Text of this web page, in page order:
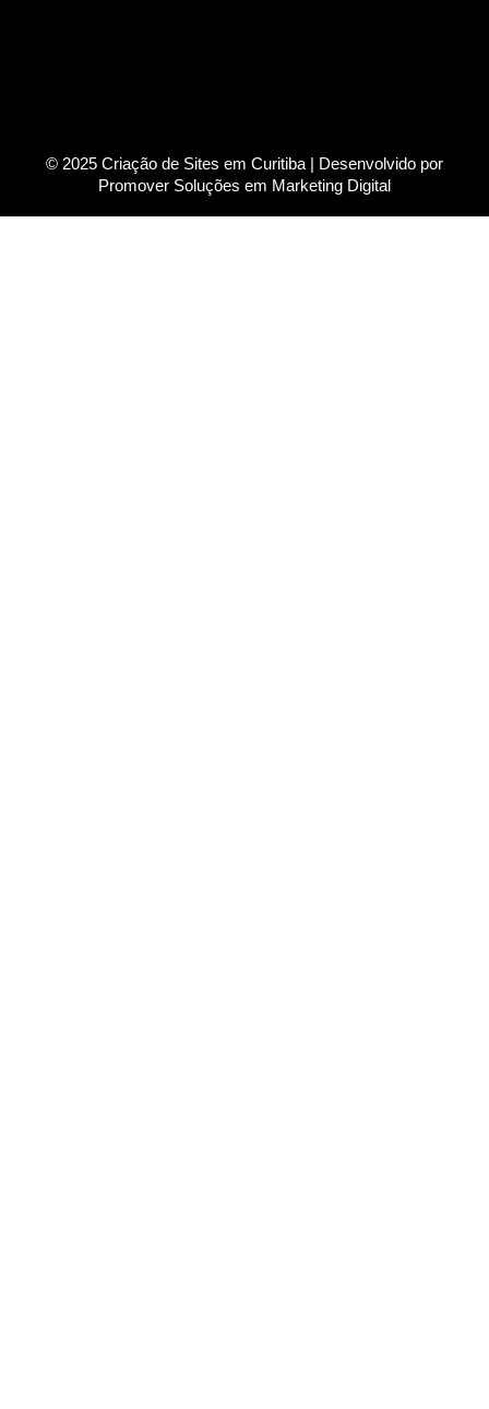
© 2025 Criação de Sites em Curitiba | Desenvolvido por
Promover Soluções em Marketing Digital